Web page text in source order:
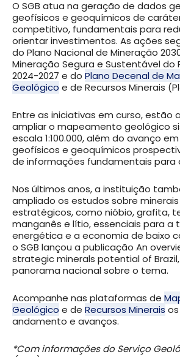
O SGB atua na geração de dados
geofísicos e geoquímicos de
competitivo, fundamentais para
orientar investimentos. As ações
do Plano Nacional de Mineração
Mineração Segura e Sustentável do
2024-2027 e do Plano Decenal de
Geológico e de Recursos Minerais
Entre as iniciativas em curso, estão
ampliar o mapeamento geológico
escala 1:100.000, além do avanço
geofísicos e geoquímicos
de informações fundamentais para
Nos últimos anos, a instituição
ampliado os estudos sobre
estratégicos, como nióbio, grafita,
manganês e lítio, essenciais para a
energética e a economia de baixo
o SGB lançou a publicação An
strategic minerals potential of
panorama nacional sobre o tema.
Acompanhe nas plataformas de
Geológico e de Recursos Minerais
andamento e avanços.
*Com informações do Serviço